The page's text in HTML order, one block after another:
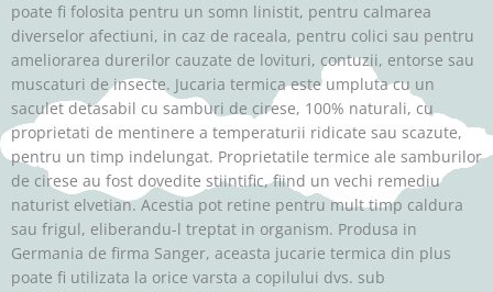
poate fi folosita pentru un somn linistit, pentru calmarea
diverselor afectiuni, in caz de raceala, pentru colici sau pentru
ameliorarea durerilor cauzate de lovituri, contuzii, entorse sau
muscaturi de insecte. Jucaria termica este umpluta cu un
saculet detasabil cu samburi de cirese, 100% naturali, cu
proprietati de mentinere a temperaturii ridicate sau scazute,
pentru un timp indelungat. Proprietatile termice ale samburilor
de cirese au fost dovedite stiintific, fiind un vechi remediu
naturist elvetian. Acestia pot retine pentru mult timp caldura
sau frigul, eliberandu-l treptat in organism. Produsa in
Germania de firma Sanger, aceasta jucarie termica din plus
poate fi utilizata la orice varsta a copilului dvs. sub